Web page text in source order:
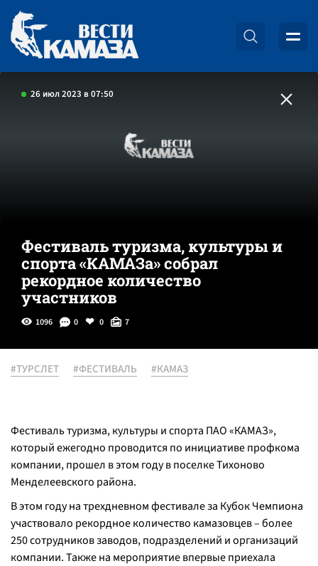
26 июл 2023 в 07:50
Фестиваль туризма, культуры и
спорта «КАМАЗа» собрал
рекордное количество
участников
1096 0 0 7
#ТУРСЛЕТ #ФЕСТИВАЛЬ #КАМАЗ
Фестиваль туризма, культуры и спорта ПАО «КАМАЗ»,
который ежегодно проводится по инициативе профкома
компании, прошел в этом году в поселке Тихоново
Менделеевского района.
В этом году на трехдневном фестивале за Кубок Чемпиона
участвовало рекордное количество камазовцев – более
250 сотрудников заводов, подразделений и организаций
компании. Также на мероприятие впервые приехала